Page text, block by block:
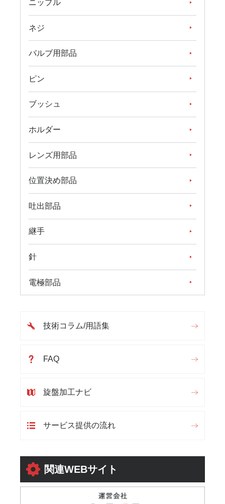
ニップル
ネジ
バルブ用部品
ピン
ブッシュ
ホルダー
レンズ用部品
位置決め部品
吐出部品
継手
針
電極部品
技術コラム/用語集
FAQ
旋盤加工ナビ
サービス提供の流れ
関連WEBサイト